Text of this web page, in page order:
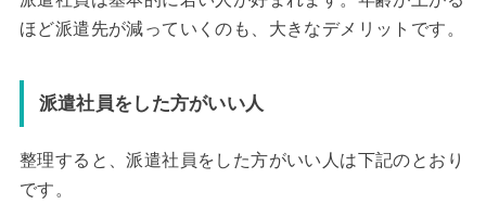
ほど派遣先が減っていくのも、大きなデメリットです。
派遣社員をした方がいい人
整理すると、派遣社員をした方がいい人は下記のとおり
です。